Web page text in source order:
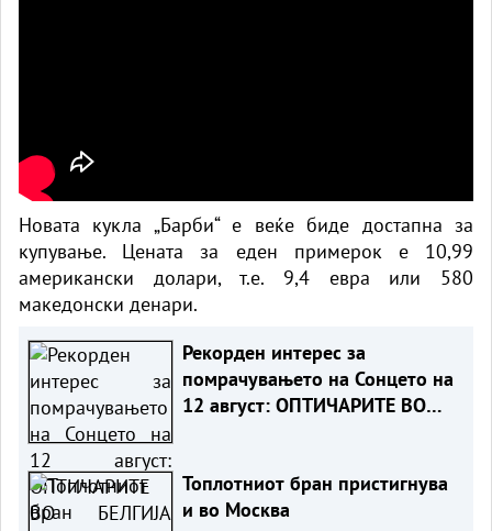
Новата кукла „Барби“ е веќе биде достапна за
купување. Цената за еден примерок е 10,99
американски долари, т.е. 9,4 евра или 580
македонски денари.
Рекорден интерес за
помрачувањето на Сонцето на
12 август: ОПТИЧАРИТЕ ВО
Топлотниот бран пристигнува
и во Москва